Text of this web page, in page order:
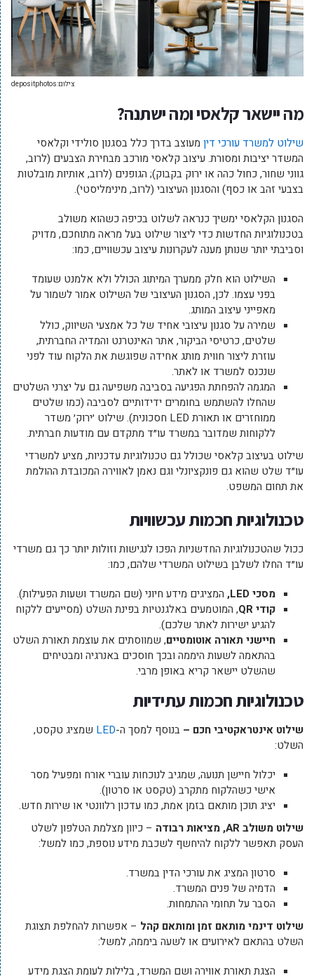
צילום:depositphotos
מה יישאר קלאסי ומה ישתנה?
שילוט למשרד עורכי דין מעוצב בדרך כלל בסגנון סולידי וקלאסי
המשדר יציבות ומסורת. עיצוב קלאסי מורכב מבחירת הצבעים (לרוב,
גווני שחור, כחול כהה או ירוק בקבוק); הגופנים (לרוב, אותיות מובלטות
בצבעי זהב או כסף) והסגנון העיצובי (לרוב, מינימליסטי).
הסגנון הקלאסי ימשיך כנראה לשלוט בכיפה כשהוא משולב
בטכנולוגיות החדשות כדי ליצור שילוט בעל מראה מתוחכם, מדויק
וסביבתי יותר שנותן מענה לעקרונות עיצוב עכשוויים, כמו:
השילוט הוא חלק ממערך המיתוג הכולל ולא אלמנט שעומד
בפני עצמו. לכן, הסגנון העיצובי של השילוט אמור לשמור על
מאפייני עיצוב המותג.
שמירה על סגנון עיצובי אחיד של כל אמצעי השיווק, כולל
שלטים, כרטיסי הביקור, אתר האינטרנט והמדיה החברתית,
עוזרת ליצור חווית מותג אחידה שפוגשת את הלקוח עוד לפני
שנכנס למשרד או לאתר.
המגמה להפחתת הפגיעה בסביבה משפיעה גם על יצרני השלטים
שהחלו להשתמש בחומרים ידידותיים לסביבה (כמו שלטים
ממוחזרים או תאורת LED חסכונית). שילוט ׳ירוק׳ משדר
ללקוחות שמדובר במשרד עו״ד מתקדם עם מודעות חברתית.
שילוט בעיצוב קלאסי שכולל גם טכנולוגיות עדכניות, מציע למשרדי
עו״ד שלט שהוא גם פונקציונלי וגם נאמן לאווירה המכובדת ההולמת
את תחום המשפט.
טכנולוגיות חכמות עכשוויות
ככול שהטכנולוגיות החדשניות הפכו לנגישות וזולות יותר כך גם משרדי
עו״ד החלו לשלבן בשילוט המשרדי שלהם, כמו:
מסכיLED
, המציגים מידע חיוני (שם המשרד ושעות הפעילות).
קודיQR, המוטמעים באלגנטיות בפינת השלט (מסייעים ללקוח
להגיע ישירות לאתר שלכם).
חיישני תאורה אוטומטיים, שמווסתים את עוצמת תאורת השלט
בהתאמה לשעות היממה ובכך חוסכים באנרגיה ומבטיחים
שהשלט יישאר קריא באופן מרבי.
טכנולוגיות חכמות עתידיות
שילוט אינטראקטיבי חכם – בנוסף למסך ה-LED שמציג טקסט,
השלט:
יכלול חיישן תנועה, שמגיב לנוכחות עוברי אורח ומפעיל מסר
אישי כשהלקוח מתקרב (טקסט או סרטון).
יציג תוכן מותאם בזמן אמת, כמו עדכון רלוונטי או שירות חדש.
שילוט משולבAR, מציאות רבודה – כיוון מצלמת הטלפון לשלט
העסק תאפשר ללקוח להיחשף לשכבת מידע נוספת, כמו למשל:
סרטון המציג את עורכי הדין במשרד.
הדמיה של פנים המשרד.
הסבר על תחומי ההתמחות.
שילוט דינמי מותאם זמן ומותאם קהל – אפשרות להחלפת תצוגת
השלט בהתאם לאירועים או לשעה ביממה, למשל:
הצגת תאורת אווירה ושם המשרד, בלילות לעומת הצגת מידע